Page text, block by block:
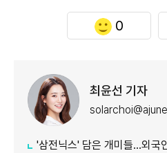
0
최윤선 기자
'삼전닉스' 담은 개미들…외국